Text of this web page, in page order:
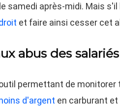
samedi après-midi. Mais
et faire ainsi cesser cet
abus des salariés
permettant de
d'argent en carburant et